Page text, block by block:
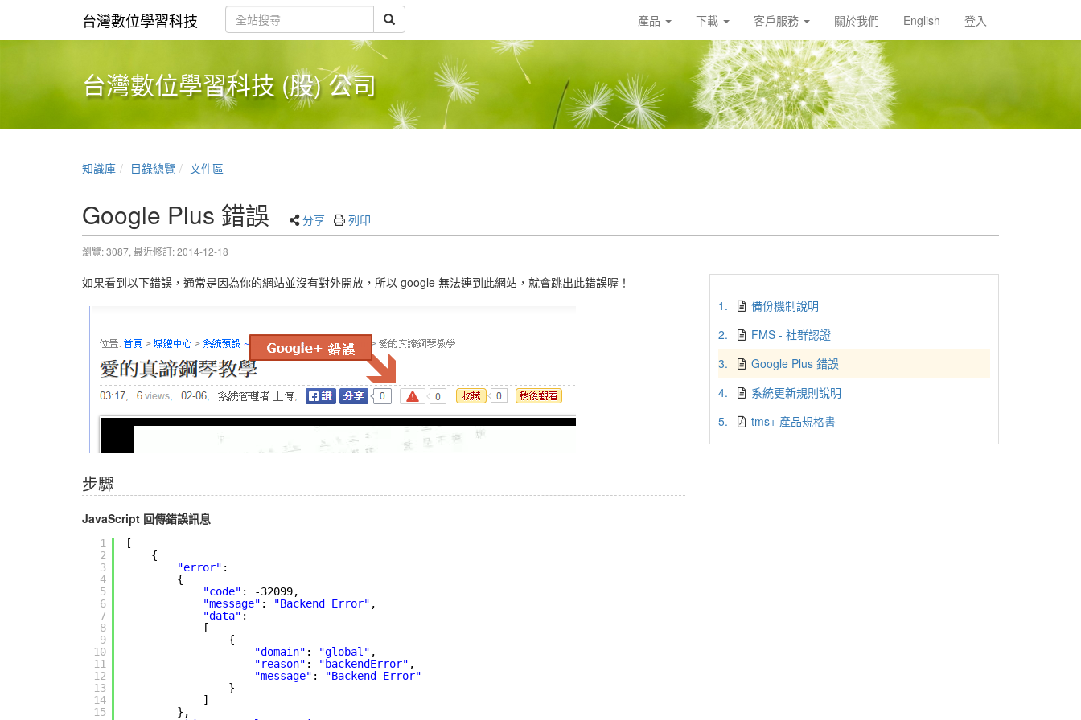
台灣數位學習科技 產品 下載 客戶服務 關於我們 English 登入
台灣數位學習科技 (股) 公司
知識庫 目錄總覽 文件區
Google Plus 錯誤 分享 列印
瀏覽: 3087, 最近修訂: 2014-12-18
如果看到以下錯誤，通常是因為你的網站並沒有對外開放，所以 google 無法連到此網站，就會跳出此錯誤喔！
步驟
JavaScript 回傳錯誤訊息
1
2
3
4
5
6
7
8
9
10
11
12
13
14
15
[
{
"error" :
{
"code" : -32099,
"message" : "Backend Error" ,
"data" :
[
{
"domain" : "global" ,
"reason" : "backendError" ,
"message" :
"Backend Error"
}
]
},
1.
備份機制說明
2.
FMS - 社群認證
3.
Google Plus 錯誤
4.
系統更新規則說明
5.
tms+ 產品規格書